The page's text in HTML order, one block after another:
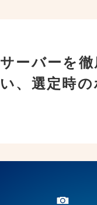
由 ーバーを
、選定時